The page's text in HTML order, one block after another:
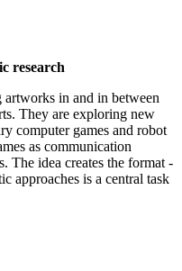
research
artworks in and in between
They are exploring new
computer games and robot
as communication
The idea creates the format -
approaches is a central task